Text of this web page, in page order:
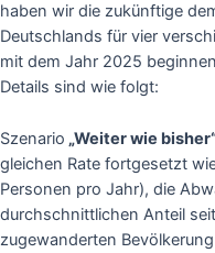
haben wir die zukünftige
Deutschlands für vier
mit dem Jahr 2025
Details sind wie folgt:
Szenario „Weiter wie
gleichen Rate fortgesetzt
Personen pro Jahr), die
durchschnittlichen Anteil
zugewanderten